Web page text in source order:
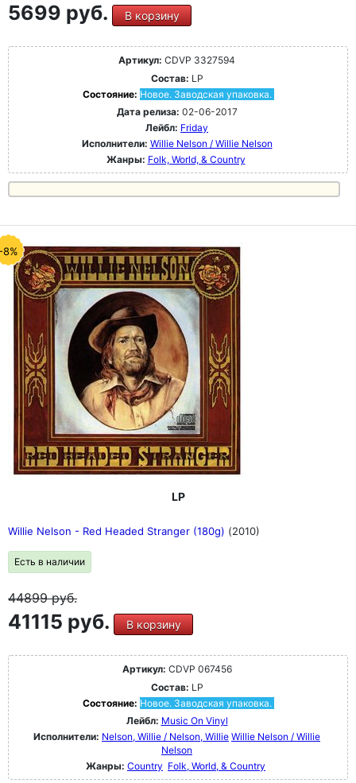
5699 руб. В корзину
Артикул: CDVP 3327594
Состав: LP
Состояние: Новое. Заводская упаковка.
Дата релиза: 02-06-2017
Лейбл: Friday
Исполнители: Willie Nelson / Willie Nelson
Жанры: Folk, World, & Country
8%
LP
Willie Nelson - Red Headed Stranger (180g) (2010)
Есть в наличии
44899руб.
41115 руб. В корзину
Артикул: CDVP 067456
Состав: LP
Состояние: Новое. Заводская упаковка.
Лейбл: Music On Vinyl
Исполнители: Nelson, Willie / Nelson, Willie Willie Nelson / Willie
Nelson
Жанры: Country Folk, World, & Country